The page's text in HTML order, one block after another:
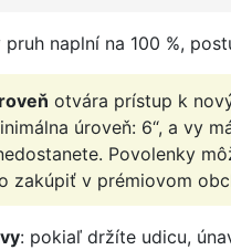
pruh naplní na 100 %,
otvára prístup k
úroveň: 6“, a vy
Povolenky
zakúpiť v prémiovom
: pokiaľ držíte udicu,